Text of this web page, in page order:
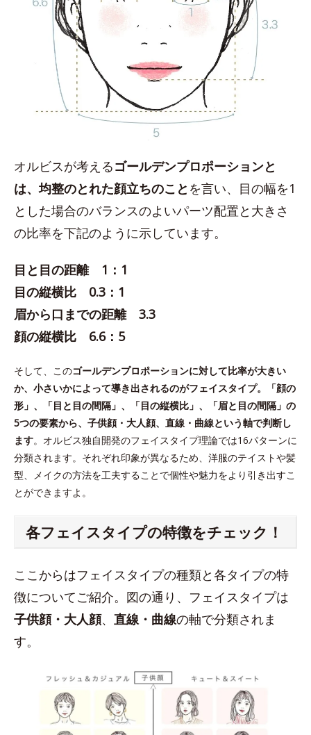
オルビスが考えるゴールデンプロポーションと
は、均整のとれた顔立ちのこと を言い、目の幅を1
とした場合のバランスのよいパーツ配置と大きさ
の比率を下記のように示しています。
目と目の距離 1：1
目の縦横比 0.3：1
眉から口までの距離 3.3
顔の縦横比 6.6：5
そして、このゴールデンプロポーションに対して比率が大きい
か、小さいかによって導き出されるのがフェイスタイプ。「顔の
形」、「目と目の間隔」、「目の縦横比」、「眉と目の間隔」の
5つの要素から、子供顔・大人顔、直線・曲線という軸で判断し
ます。オルビス独自開発のフェイスタイプ理論では16パターンに
分類されます。それぞれ印象が異なるため、洋服のテイストや髪
型、メイクの方法を工夫することで個性や魅力をより引き出すこ
とができますよ。
各フェイスタイプの特徴をチェック！
ここからはフェイスタイプの種類と各タイプの特
徴についてご紹介。図の通り、フェイスタイプは
子供顔・大人顔、 直線・曲線の軸で分類されま
す。